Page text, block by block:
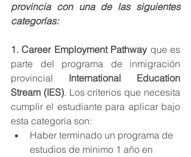
provincia con una de las siguientes
categorías:
1. Career Employment Pathway que es
parte del programa de inmigración
provincial International Education
Stream (IES). Los criterios que necesita
cumplir el estudiante para aplicar bajo
esta categoría son:
Haber terminado un programa de
estudios de mínimo 1 año en